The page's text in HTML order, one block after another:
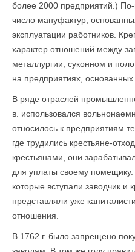
более 2000 предприятий.)
число мануфактур,
эксплуатации работников.
характер отношений между
металлургии, суконном и
на предприятиях, основанных
В ряде отраслей
в. использовался
относилось к предприятиям
где трудились крестьяне-
крестьянами, они
для уплаты своему
которые вступали заводчик и
представляли уже
отношения.
В 1762 г. было запрещено